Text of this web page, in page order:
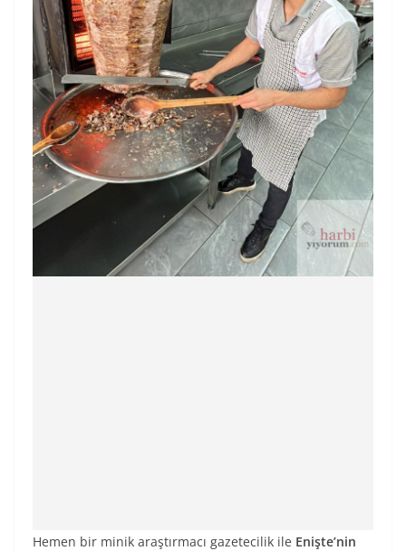
Hemen bir minik araştırmacı gazetecilik ile Enişte’nin